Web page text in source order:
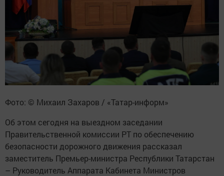
Фото: © Михаил Захаров / «Татар-информ»
Об этом сегодня на выездном заседании
Правительственной комиссии РТ по обеспечению
безопасности дорожного движения рассказал
заместитель Премьер-министра Республики Татарстан
– Руководитель Аппарата Кабинета Министров